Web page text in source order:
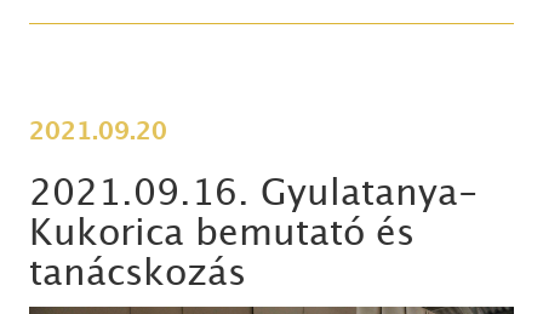
2021.09.20
2021.09.16. Gyulatanya-
Kukorica bemutató és
tanácskozás